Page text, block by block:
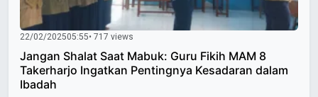
22/02/202505:55• 717 views
Jangan Shalat Saat Mabuk: Guru Fikih MAM 8
Takerharjo Ingatkan Pentingnya Kesadaran dalam
Ibadah